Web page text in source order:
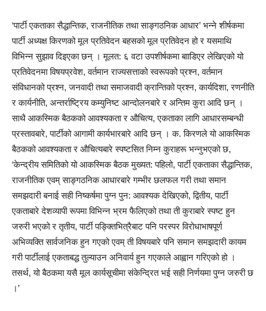
‘पार्टी एकताका सैद्धान्तिक, राजनीतिक तथा साङ्गठनिक आधार’ भन्ने शीर्षकमा
पार्टी अध्यक्ष किरणको मूल प्रतिवेदन बहसको मूल प्रतिवेदन हो र यसमाथि
विभिन्न सुझाव दिइएका छन् । मूलत: ६ वटा उपशीर्षकमा बााडिएर लेखिएको यो
प्रतिवेदनमा विषयप्रवेश, वर्तमान राज्यसत्ताको स्वरूपको प्रश्न, वर्तमान
संविधानको प्रश्न, जनवादी तथा समाजवादी क्रान्तिको प्रश्न, कार्यदिशा, रणनीति
र कार्यनीति, अन्तर्राष्ट्रिय कम्युनिष्ट आन्दोलनबारे र अन्तिम कुरा आदि छन् ।
साथै आकस्मिक बैठकको आवश्यकता र औचित्य, एकताका लागि आधारसम्बन्धी
प्रस्तावबारे, पार्टीको आगामी कार्यभारबारे आदि छन् । क. किरणले यो आकस्मिक
बैठकको आवश्यकता र औचित्यबारे स्पष्टसित निम्न कुराहरू भन्नुभएको छ,
‘केन्द्रीय समितिको यो आकस्मिक बैठक मुख्यत: पहिलो, पार्टी एकताका सैद्धान्तिक,
राजनीतिक एवम् साङ्गठनिक आधारबारे गम्भीर छलफल गरी तथा समान
समझदारी बनाई सही निष्कर्षमा पुग्न पुन: आवश्यक देखिएको, द्वितीय, पार्टी
एकताबारे देशव्यापी रूपमा विभिन्न भ्रम फैलिएको तथा ती कुराबारे स्पष्ट हुन
जरुरी भएको र तृतीय, पार्टी पङ्क्तिभित्रैबाट पनि परस्पर विरोधाभाषपूर्ण
अभिव्यक्ति सार्वजनिक हुन गएको एवम् ती विषयबारे पनि समान समझदारी कायम
गरी पार्टीलाई एकताबद्ध तुल्याउन अनिवार्य हुन गएकाले आह्वान गरिएको हो ।
तसर्थ, यो बैठकमा यसै मूल कार्यसूचीमा संकेन्द्रित भई सही निर्णयमा पुग्न जरुरी छ
।’